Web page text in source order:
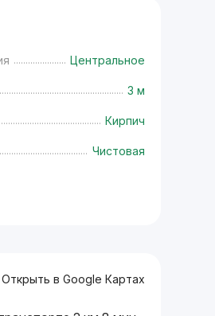
Центральное
3 м
Кирпич
Чистовая
Открыть в Google Картах